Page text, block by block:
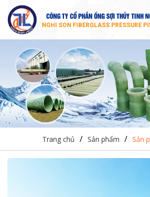
CÔNG TY CỔ PHẦN ỐNG SỢI THỦY TINH
NGHI SON FIBERGLASS PRESSURE
Trang chủ / Sản phẩm / Sản